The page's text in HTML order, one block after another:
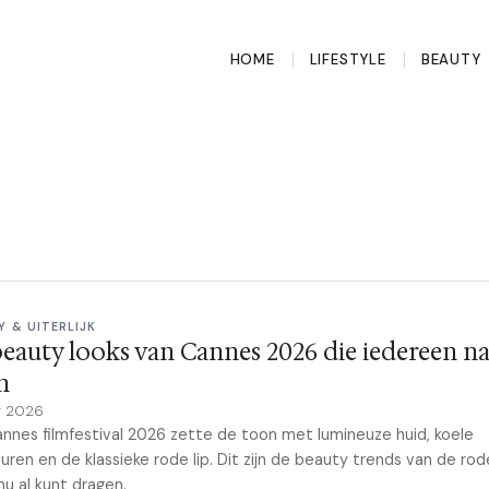
HOME LIFESTYLE BEAUTY
& UITERLIJK
looks van Cannes 2026 die iedereen
2026
filmfestival 2026 zette de toon met lumineuze huid, koele
en de klassieke rode lip. Dit zijn de beauty trends van de
al kunt dragen.